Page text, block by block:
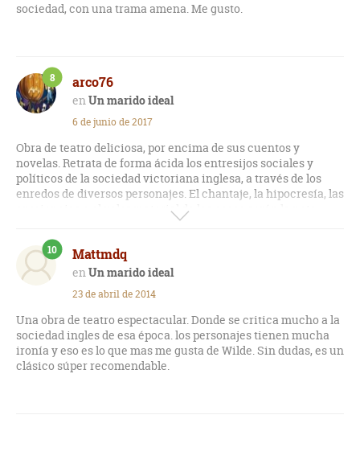
sociedad, con una trama amena. Me gusto.
arco76
Un marido ideal
8
6 de junio de 2017
Obra de teatro deliciosa, por encima de sus cuentos y
novelas. Retrata de forma ácida los entresijos sociales y
políticos de la sociedad victoriana inglesa, a través de los
enredos de diversos personajes. El chantaje, la hipocresía, las
apariencias o el valor material de las cosas serán la nota
común en estas páginas. En resumen, formidable enredo a
diversas bandas.
Mattmdq
Un marido ideal
10
23 de abril de 2014
Una obra de teatro espectacular. Donde se critica mucho a la
sociedad ingles de esa época. los personajes tienen mucha
ironía y eso es lo que mas me gusta de Wilde. Sin dudas, es un
clásico súper recomendable.